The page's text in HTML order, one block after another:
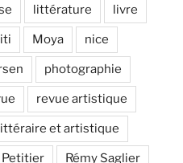
littérature livre
Moya nice
photographie
revue artistique
et artistique
Petitier Rémy Saglier